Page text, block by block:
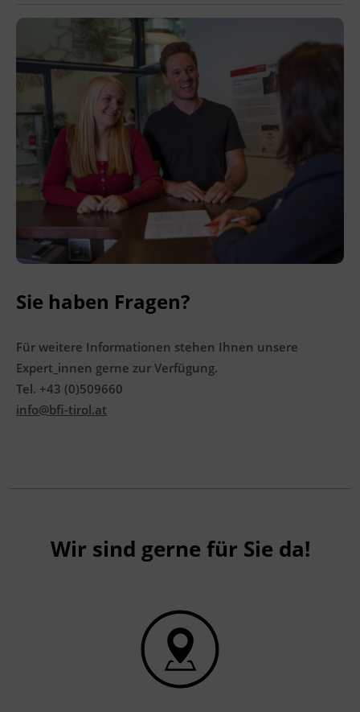
Ingenieurzertifizierung
BFI Reutte
BFI Schwaz
Sie haben Fragen?
Für weitere Informationen stehen Ihnen unsere
Expert_innen gerne zur Verfügung.
Tel. +43 (0)509660
info@bfi-tirol.at
Wir sind gerne für Sie da!